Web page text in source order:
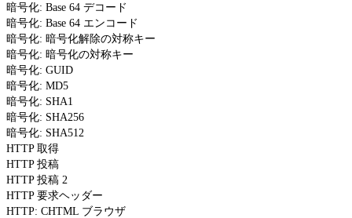
暗号化: Base 64 デコード
暗号化: Base 64 エンコード
暗号化: 暗号化解除の対称キー
暗号化: 暗号化の対称キー
暗号化: GUID
暗号化: MD5
暗号化: SHA1
暗号化: SHA256
暗号化: SHA512
HTTP 取得
HTTP 投稿
HTTP 投稿 2
HTTP 要求ヘッダー
HTTP: CHTML ブラウザ